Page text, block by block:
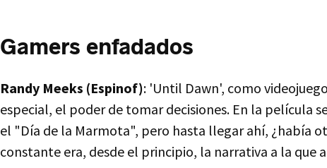
Gamers enfadados
Randy Meeks (Espinof): 'Until Dawn', como
especial, el poder de tomar decisiones. En la película
el "Día de la Marmota", pero hasta llegar ahí, ¿había
constante era, desde el principio, la narrativa a la que